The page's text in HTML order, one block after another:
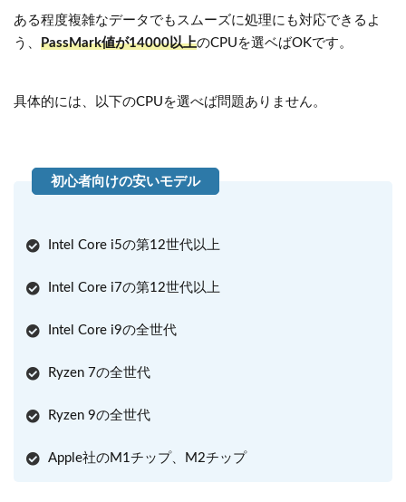
ある程度複雑なデータでもスムーズに処理にも対応できるよ
う、 PassMark値が14000以上のCPUを選ベばOKです。
具体的には、以下のCPUを選べば問題ありません。
Intel Core i5の第12世代以上
Intel Core i7の第12世代以上
Intel Core i9の全世代
Ryzen 7の全世代
Ryzen 9の全世代
Apple社のM1チップ、M2チップ